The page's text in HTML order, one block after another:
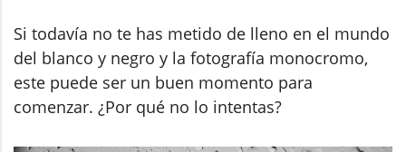
Si todavía no te has metido de lleno en el mundo
del blanco y negro y la fotografía monocromo,
este puede ser un buen momento para
comenzar. ¿Por qué no lo intentas?